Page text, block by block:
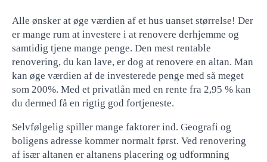
Alle ønsker at øge værdien af ​​et hus uanset størrelse! Der
er mange rum at investere i at renovere derhjemme og
samtidig tjene mange penge. Den mest rentable
renovering, du kan lave, er dog at renovere en altan. Man
kan øge værdien af ​​de investerede penge med så meget
som 200%. Med et privatlån med en rente fra 2,95 % kan
du dermed få en rigtig god fortjeneste.
Selvfølgelig spiller mange faktorer ind. Geografi og
boligens adresse kommer normalt først. Ved renovering
af især altanen er altanens placering og udformning